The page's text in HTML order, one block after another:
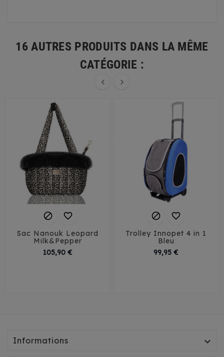
16 AUTRES PRODUITS DANS LA MÊME
CATÉGORIE :
 
 
Sac Nanouk Leopard
Milk&Pepper
105,90 €
 
Trolley Innopet 4 in 1
Bleu
99,95 €
Informations 